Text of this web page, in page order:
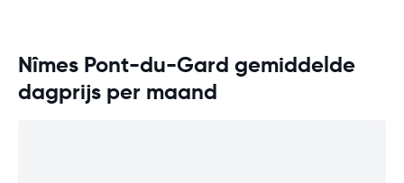
Nîmes Pont-du-Gard gemiddelde
dagprijs per maand